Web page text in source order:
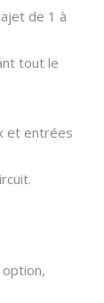
de 1 à
tout le
et entrées